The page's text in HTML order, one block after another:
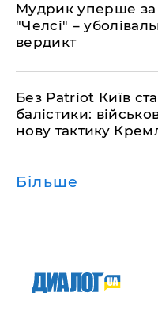
​Мудрик уперше за
"Челсі" –
вердикт
​Без Patriot Київ
балістики:
нову тактику
Більше